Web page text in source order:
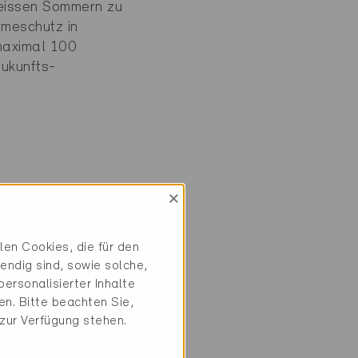
Sommern zu
in
100
oder Büro. Sie
Schutz vor
sich zudem
und kurze
Form: Die
×
Cookies, die für den
sind, sowie solche,
Inhalte
Bitte beachten Sie,
Verfügung stehen.